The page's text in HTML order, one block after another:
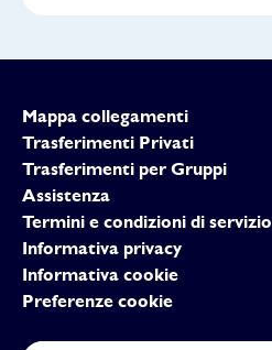
Mappa collegamenti
Trasferimenti Privati
Trasferimenti per Gruppi
Assistenza
Termini e condizioni di servizio
Informativa privacy
Informativa cookie
Preferenze cookie